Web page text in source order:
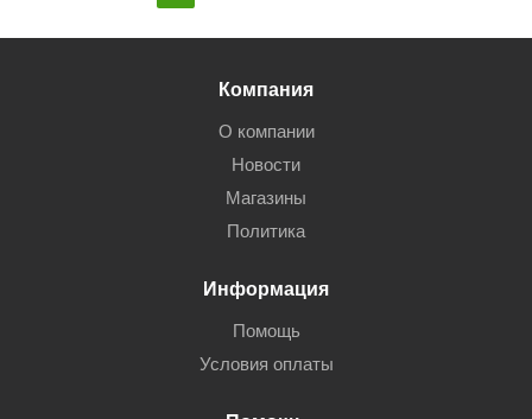
Компания
О компании
Новости
Магазины
Политика
Информация
Помощь
Условия оплаты